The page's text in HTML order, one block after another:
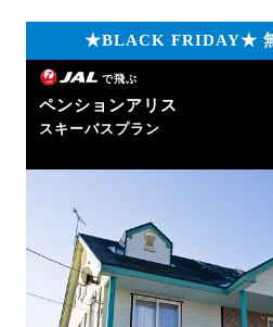
★BLACK FRIDAY★
で飛ぶ
ペンションアリス
スキーバスプラン